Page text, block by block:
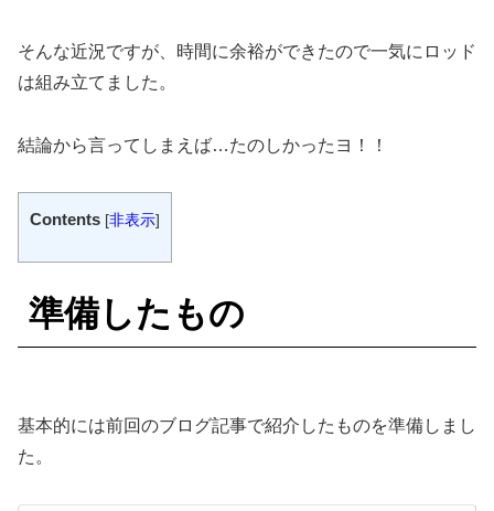
そんな近況ですが、時間に余裕ができたので一気にロッド
は組み立てました。
結論から言ってしまえば…たのしかったヨ！！
Contents [非表示]
準備したもの
基本的には前回のブログ記事で紹介したものを準備しまし
た。